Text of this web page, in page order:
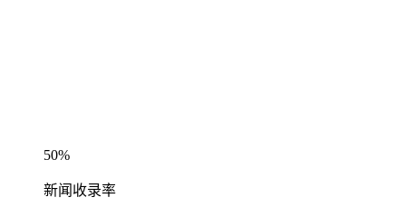
50%
新闻收录率